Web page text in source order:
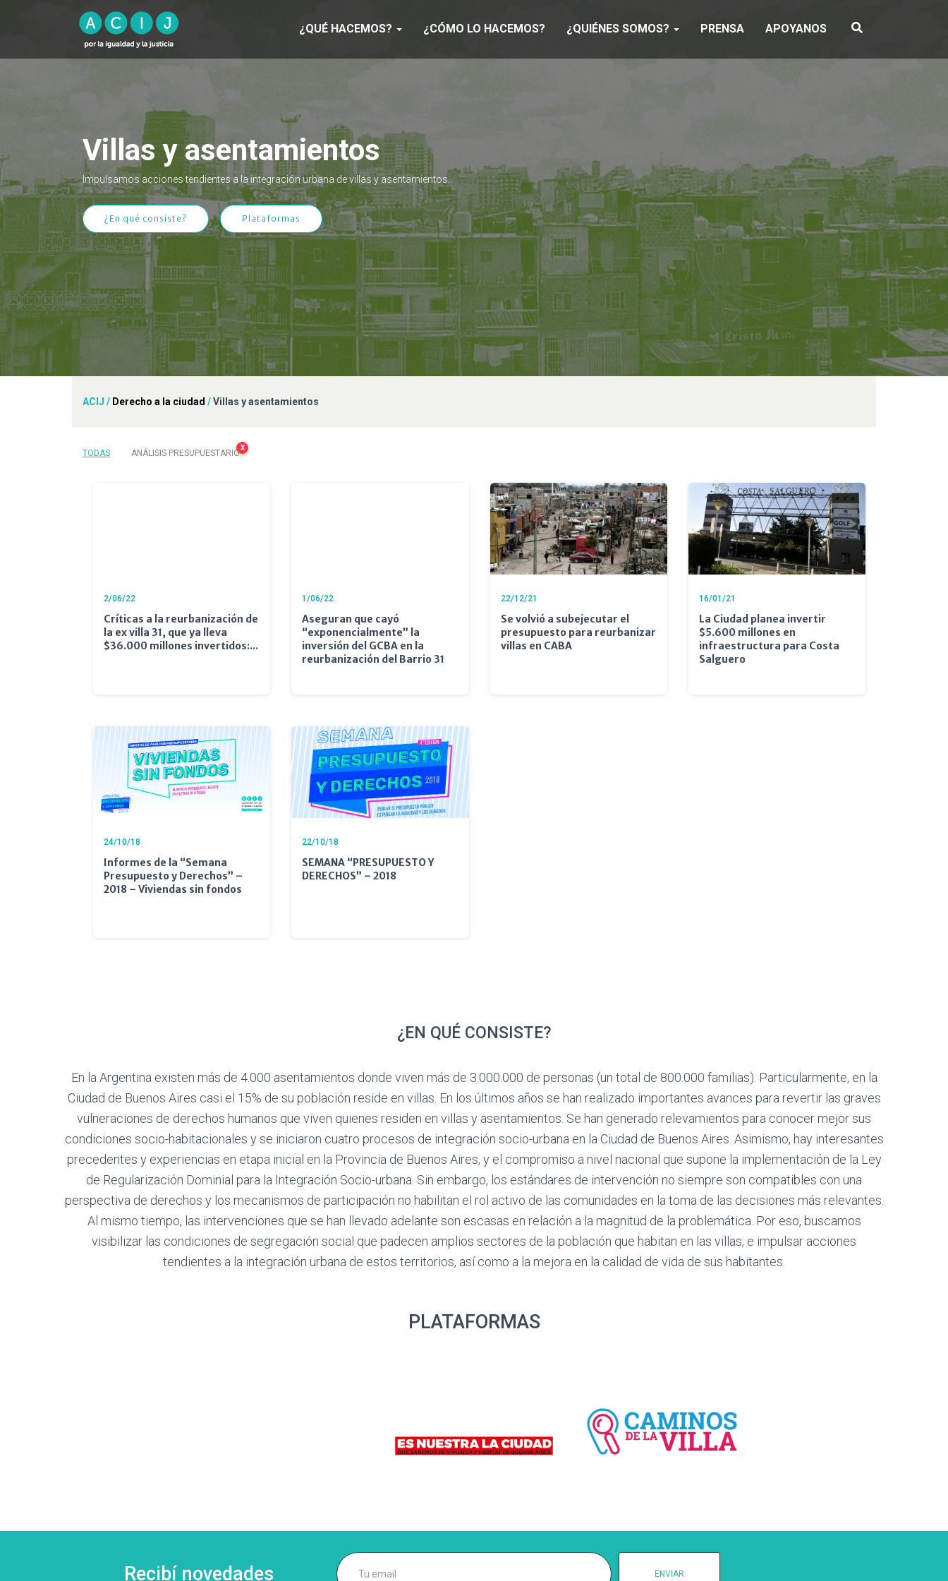
¿QUÉ HACEMOS? ¿CÓMO LO HACEMOS? ¿QUIÉNES SOMOS? PRENSA APOYANOS
Villas y asentamientos
Impulsamos acciones tendientes a la integración urbana de villas y asentamientos.
¿En qué consiste? Plataformas
ACIJ / Derecho a la ciudad /Villas y asentamientos
TODAS ANÁLISIS PRESUPUESTARIO
X
2/06/22
Críticas a la reurbanización de
la ex villa 31, que ya lleva
$36.000 millones invertidos:...
1/06/22
Aseguran que cayó
“exponencialmente” la
inversión del GCBA en la
reurbanización del Barrio 31
22/12/21
Se volvió a subejecutar el
presupuesto para reurbanizar
villas en CABA
16/01/21
La Ciudad planea invertir
$5.600 millones en
infraestructura para Costa
Salguero
24/10/18
Informes de la “Semana
Presupuesto y Derechos” –
2018 – Viviendas sin fondos
22/10/18
SEMANA “PRESUPUESTO Y
DERECHOS” – 2018
¿EN QUÉ CONSISTE?
En la Argentina existen más de 4.000 asentamientos donde viven más de 3.000.000 de personas (un total de 800.000 familias). Particularmente, en la
Ciudad de Buenos Aires casi el 15% de su población reside en villas. En los últimos años se han realizado importantes avances para revertir las graves
vulneraciones de derechos humanos que viven quienes residen en villas y asentamientos. Se han generado relevamientos para conocer mejor sus
condiciones socio-habitacionales y se iniciaron cuatro procesos de integración socio-urbana en la Ciudad de Buenos Aires. Asimismo, hay interesantes
precedentes y experiencias en etapa inicial en la Provincia de Buenos Aires, y el compromiso a nivel nacional que supone la implementación de la Ley
de Regularización Dominial para la Integración Socio-urbana. Sin embargo, los estándares de intervención no siempre son compatibles con una
perspectiva de derechos y los mecanismos de participación no habilitan el rol activo de las comunidades en la toma de las decisiones más relevantes.
Al mismo tiempo, las intervenciones que se han llevado adelante son escasas en relación a la magnitud de la problemática. Por eso, buscamos
visibilizar las condiciones de segregación social que padecen amplios sectores de la población que habitan en las villas, e impulsar acciones
tendientes a la integración urbana de estos territorios, así como a la mejora en la calidad de vida de sus habitantes.
PLATAFORMAS
Recibí novedades